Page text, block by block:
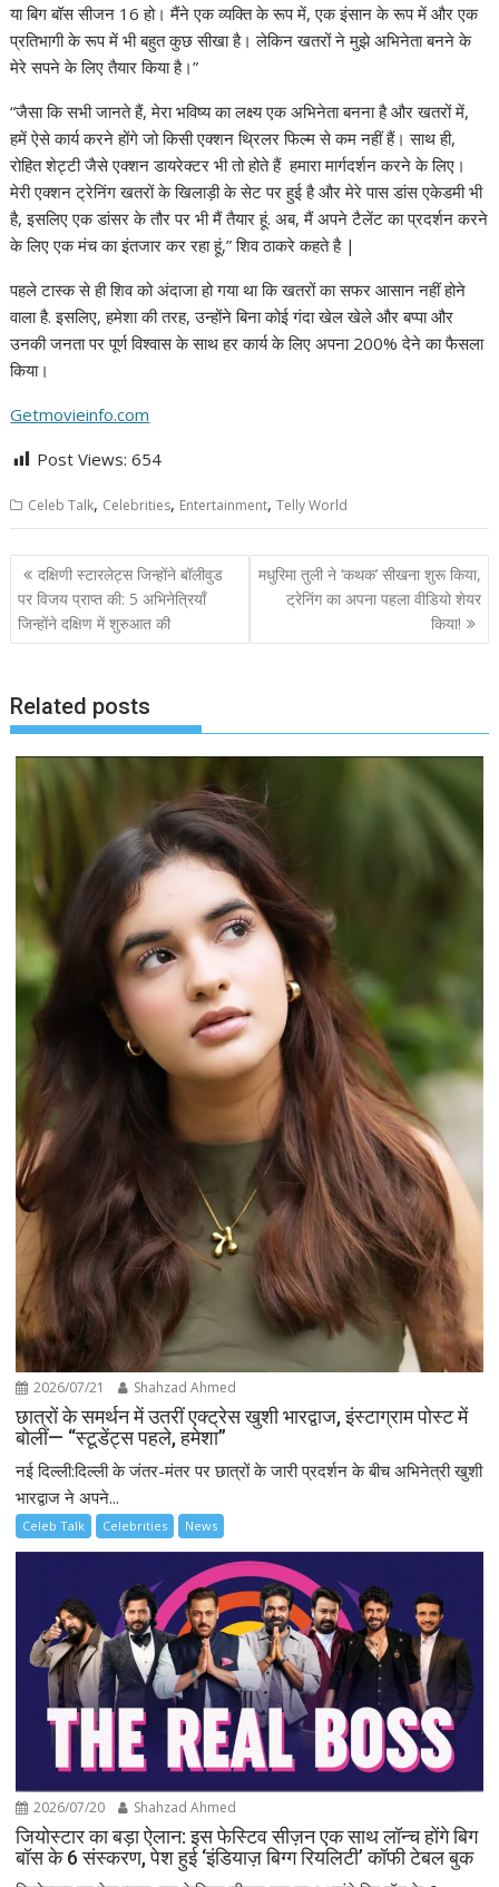
या बिग बॉस सीजन 16 हो। मैंने एक व्यक्ति के रूप में, एक इंसान के रूप में और एक
प्रतिभागी के रूप में भी बहुत कुछ सीखा है। लेकिन खतरों ने मुझे अभिनेता बनने के
मेरे सपने के लिए तैयार किया है।”
“जैसा कि सभी जानते हैं, मेरा भविष्य का लक्ष्य एक अभिनेता बनना है और खतरों में,
हमें ऐसे कार्य करने होंगे जो किसी एक्शन थ्रिलर फिल्म से कम नहीं हैं। साथ ही,
रोहित शेट्टी जैसे एक्शन डायरेक्टर भी तो होते हैं हमारा मार्गदर्शन करने के लिए।
मेरी एक्शन ट्रेनिंग खतरों के खिलाड़ी के सेट पर हुई है और मेरे पास डांस एकेडमी भी
है, इसलिए एक डांसर के तौर पर भी मैं तैयार हूं. अब, मैं अपने टैलेंट का प्रदर्शन करने
के लिए एक मंच का इंतजार कर रहा हूं,” शिव ठाकरे कहते है |
पहले टास्क से ही शिव को अंदाजा हो गया था कि खतरों का सफर आसान नहीं होने
वाला है. इसलिए, हमेशा की तरह, उन्होंने बिना कोई गंदा खेल खेले और बप्पा और
उनकी जनता पर पूर्ण विश्वास के साथ हर कार्य के लिए अपना 200% देने का फैसला
किया।
Getmovieinfo.com
Post Views: 654
Celeb Talk, Celebrities, Entertainment,Telly World
Post
navigation
दक्षिणी स्टारलेट्स जिन्होंने बॉलीवुड
पर विजय प्राप्त की: 5 अभिनेत्रियाँ
जिन्होंने दक्षिण में शुरुआत की
मधुरिमा तुली ने ‘कथक’ सीखना शुरू किया,
ट्रेनिंग का अपना पहला वीडियो शेयर
किया!
Related posts
2026/07/21 Shahzad Ahmed
छात्रों के समर्थन में उतरीं एक्ट्रेस खुशी भारद्वाज, इंस्टाग्राम पोस्ट में
बोलीं— “स्टूडेंट्स पहले, हमेशा”
नई दिल्ली:दिल्ली के जंतर-मंतर पर छात्रों के जारी प्रदर्शन के बीच अभिनेत्री खुशी
भारद्वाज ने अपने...
Celeb Talk Celebrities News
2026/07/20 Shahzad Ahmed
जियोस्टार का बड़ा ऐलान: इस फेस्टिव सीज़न एक साथ लॉन्च होंगे बिग
बॉस के 6 संस्करण, पेश हुई ‘इंडियाज़ बिग्ग रियलिटी’ कॉफी टेबल बुक